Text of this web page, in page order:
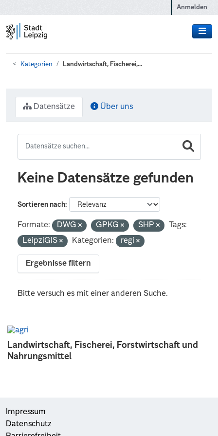
Anmelden
Kategorien Landwirtschaft, Fischerei,...
Landwirtschaft, Fischerei, Forstwirtschaft und
Nahrungsmittel
Datensätze Über uns
Keine Datensätze gefunden
Sortieren nach
Formate: DWG GPKG SHP
Tags:
LeipziGIS
Kategorien: regi
Ergebnisse filtern
Bitte versuch es mit einer anderen Suche.
Impressum
Datenschutz